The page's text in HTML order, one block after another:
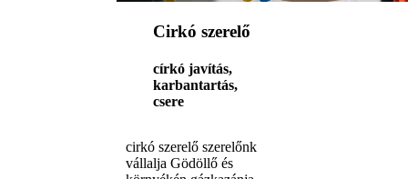
Cirkó szerelő
církó javítás,
karbantartás,
csere
cirkó szerelő szerelőnk
vállalja Gödöllő és